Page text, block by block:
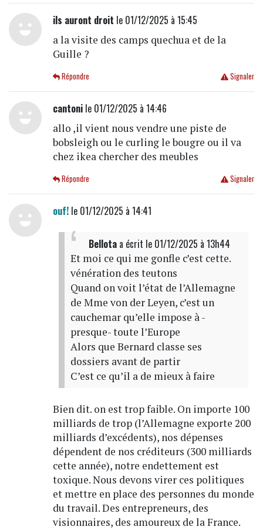
ils auront droit le 01/12/2025 à 15:45
a la visite des camps quechua et de la
Guille ?
Signaler
Répondre
cantonile 01/12/2025 à 14:46
allo ,il vient nous vendre une piste de
bobsleigh ou le curling le bougre ou il va
chez ikea chercher des meubles
Signaler
Répondre
ouf!le 01/12/2025 à 14:41
Bellotaa écrit le 01/12/2025 à 13h44
Et moi ce qui me gonfle c’est cette.
vénération des teutons
Quand on voit l’état de l’Allemagne
de Mme von der Leyen, c’est un
cauchemar qu’elle impose à -
presque- toute l’Europe
Alors que Bernard classe ses
dossiers avant de partir
C’est ce qu’il a de mieux à faire
Bien dit. on est trop faible. On importe 100
milliards de trop (l’Allemagne exporte 200
milliards d’excédents), nos dépenses
dépendent de nos créditeurs (300 milliards
cette année), notre endettement est
toxique. Nous devons virer ces politiques
et mettre en place des personnes du monde
du travail. Des entrepreneurs, des
visionnaires, des amoureux de la France.